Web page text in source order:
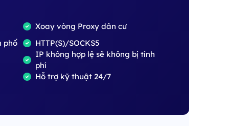
Xoay vòng Proxy dân cư
phố
HTTP(S)/SOCKS5
IP không hợp lệ sẽ không bị tính
phí
Hỗ trợ kỹ thuật 24/7